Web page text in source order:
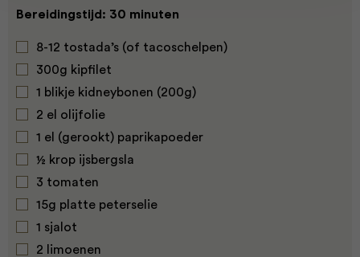
Bereidingstijd: 30 minuten
8-12 tostada’s (of tacoschelpen)
300g kipfilet
1 blikje kidneybonen (200g)
2 el olijfolie
1 el (gerookt) paprikapoeder
½ krop ijsbergsla
3 tomaten
15g platte peterselie
1 sjalot
2 limoenen